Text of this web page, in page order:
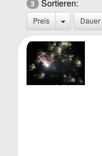
3 Sortieren:
Preis Dauer